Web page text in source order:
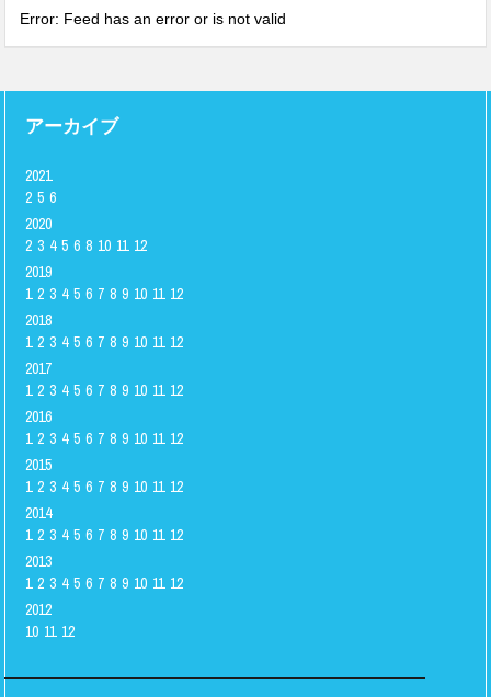
Error: Feed has an error or is not valid
アーカイブ
2021
2 5 6
2020
2 3 4 5 6 8 10 11 12
2019
1 2 3 4 5 6 7 8 9 10 11 12
2018
1 2 3 4 5 6 7 8 9 10 11 12
2017
1 2 3 4 5 6 7 8 9 10 11 12
2016
1 2 3 4 5 6 7 8 9 10 11 12
2015
1 2 3 4 5 6 7 8 9 10 11 12
2014
1 2 3 4 5 6 7 8 9 10 11 12
2013
1 2 3 4 5 6 7 8 9 10 11 12
2012
10 11 12